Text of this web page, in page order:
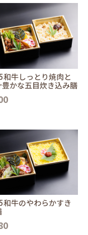
和牛しっとり焼肉と
豊かな五目炊き込み膳
和牛のやわらかすき